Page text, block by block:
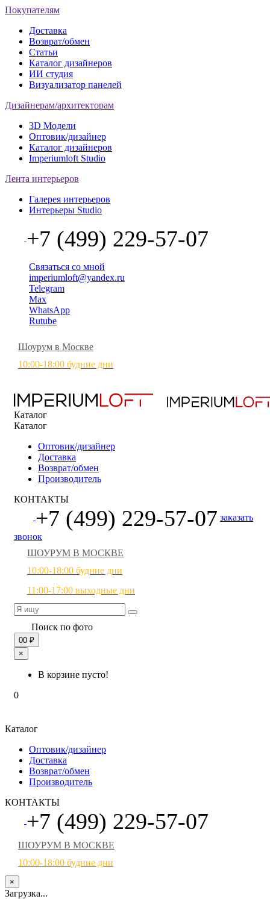
Покупателям
Доставка
Возврат/обмен
Статьи
Каталог дизайнеров
ИИ студия
Визуализатор панелей
Дизайнерам/архитекторам
3D Модели
Оптовик/дизайнер
Каталог дизайнеров
Imperiumloft Studio
Лента интерьеров
Галерея интерьеров
Интерьеры Studio
+7 (499) 229-57-07
Связаться со мной
imperiumloft@yandex.ru
Telegram
Max
WhatsApp
Rutube
Шоурум в Москве
10:00-18:00 будние дни
Каталог
Каталог
Оптовик/дизайнер
Доставка
Возврат/обмен
Производитель
КОНТАКТЫ
+7 (499) 229-57-07 заказать
звонок
ШОУРУМ В МОСКВЕ
10:00-18:00 будние дни
11:00-17:00 выходные дни
Поиск по фото
00 ₽
×
В корзине пусто!
0
Каталог
Оптовик/дизайнер
Доставка
Возврат/обмен
Производитель
КОНТАКТЫ
+7 (499) 229-57-07
ШОУРУМ В МОСКВЕ
10:00-18:00 будние дни
×
Загрузка...